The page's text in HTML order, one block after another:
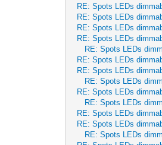
RE: Spots LEDs
RE: Spots LEDs
RE: Spots LEDs
RE: Spots LEDs
RE: Spots LEDs
RE: Spots LEDs
RE: Spots LEDs
RE: Spots LEDs
RE: Spots LEDs
RE: Spots LEDs
RE: Spots LEDs
RE: Spots LEDs
RE: Spots LEDs